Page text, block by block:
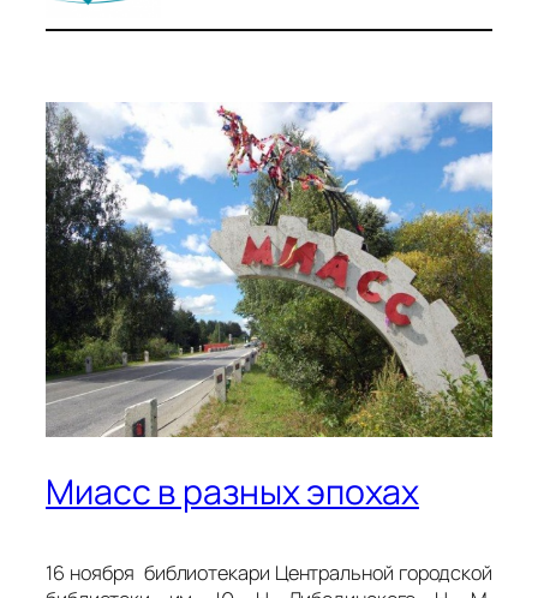
Миасс в разных эпохах
16 ноября библиотекари Центральной городской